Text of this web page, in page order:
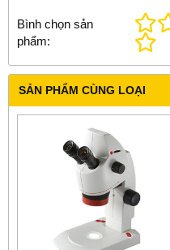
Bình chọn sản
phẩm:
SẢN PHẨM CÙNG LOẠI